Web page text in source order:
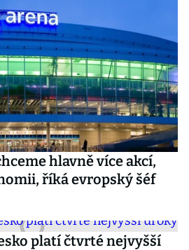
hlavně více akcí,
říká evropský šéf
platí čtvrté nejvyšší